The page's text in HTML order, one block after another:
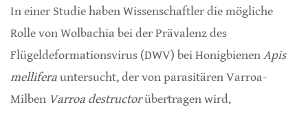
In einer Studie haben Wissenschaftler die mögliche
Rolle von Wolbachia bei der Prävalenz des
Flügeldeformationsvirus (DWV) bei HonigbienenApis
melliferauntersucht, der von parasitären Varroa-
Milben Varroa destructorübertragen wird.